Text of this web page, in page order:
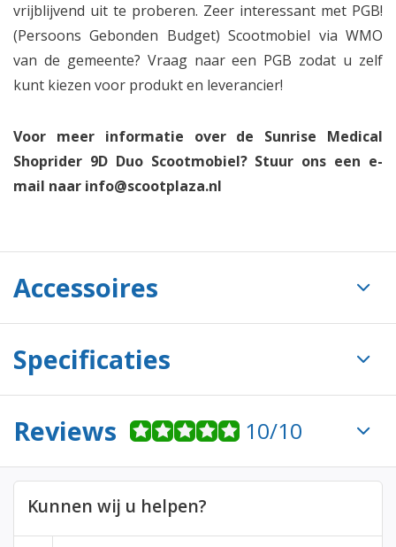
vrijblijvend uit te proberen. Zeer interessant met PGB!
(Persoons Gebonden Budget) Scootmobiel via WMO
van de gemeente? Vraag naar een PGB zodat u zelf
kunt kiezen voor produkt en leverancier!
Voor meer informatie over de Sunrise Medical
Shoprider 9D Duo Scootmobiel? Stuur ons een e-
mail naar info@scootplaza.nl
Accessoires
Specificaties
Reviews 10/10
Kunnen wij u helpen?